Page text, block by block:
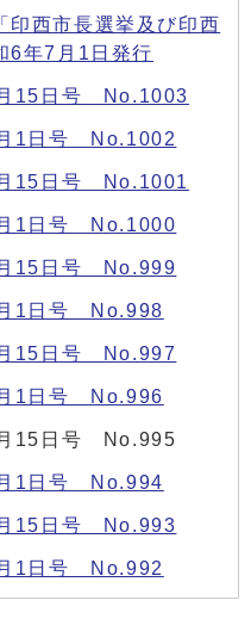
印西市長選挙及び印西
6年7月1日発行
15日号 No.1003
1日号 No.1002
15日号 No.1001
1日号 No.1000
15日号 No.999
1日号 No.998
15日号 No.997
1日号 No.996
15日号 No.995
1日号 No.994
15日号 No.993
1日号 No.992